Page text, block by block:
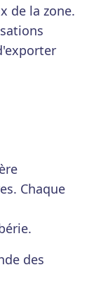
de la zone.
Chaque
des